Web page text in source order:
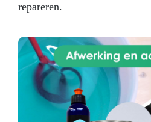
repareren.